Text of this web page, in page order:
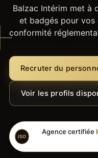
Balzac Intérim met à
et badgés pour vos
conformité
Recruter du
Voir les profils
ISO
Agence certifiée